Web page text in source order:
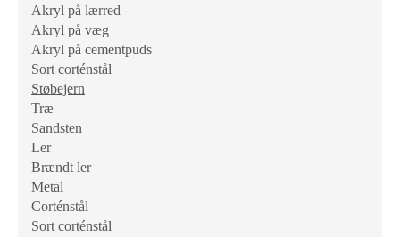
Akryl på lærred
Akryl på væg
Akryl på cementpuds
Sort corténstål
Støbejern
Træ
Sandsten
Ler
Brændt ler
Metal
Corténstål
Sort corténstål